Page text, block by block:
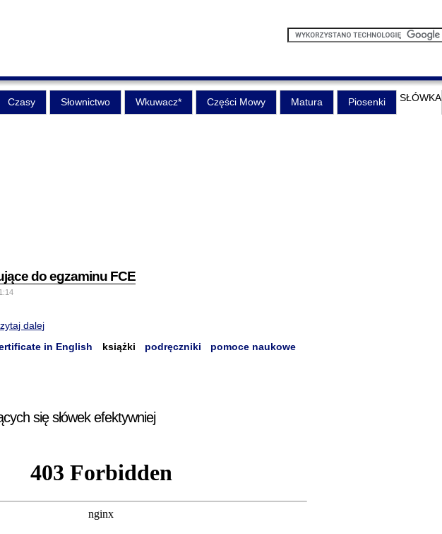
Czasy Słownictwo Wkuwacz* Części Mowy Matura Piosenki SŁÓWKA
do egzaminu FCE
dalej
in English książki podręczniki pomoce naukowe
się słówek efektywniej